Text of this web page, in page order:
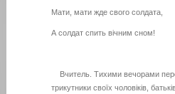
Мати, мати жде свого солдата,
А солдат спить вічним сном!
Вчитель. Тихими вечорами
трикутники своїх чоловіків,